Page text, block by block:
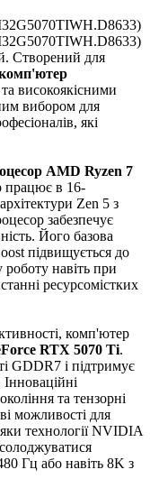
Створений для
високоякісними
вибором для
які
AMD Ryzen 7
в 16-
Zen 5 з
забезпечує
Його базова
підвищується до
навіть при
ресурсомістких
комп'ютер
RTX 5070 Ti.
GDDR7 і підтримує
та тензорні
можливості для
технології NVIDIA
Гц або навіть 8K з